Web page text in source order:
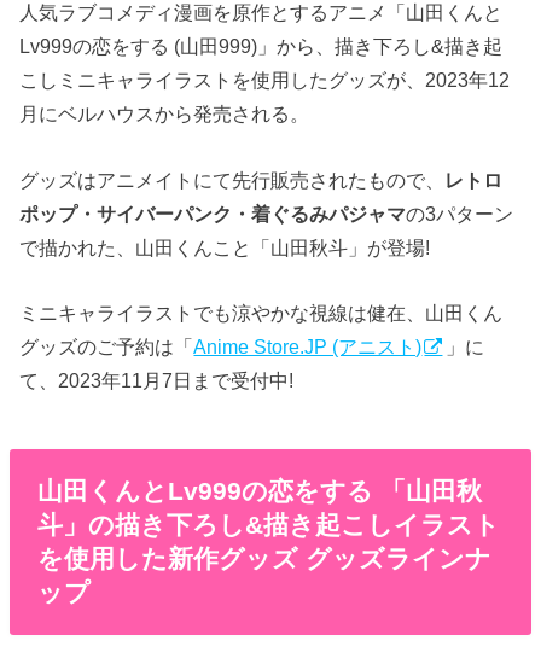
人気ラブコメディ漫画を原作とするアニメ「山田くんと
Lv999の恋をする (山田999)」から、描き下ろし&描き起
こしミニキャライラストを使用したグッズが、2023年12
月にベルハウスから発売される。
グッズはアニメイトにて先行販売されたもので、 レトロ
ポップ・サイバーパンク・着ぐるみパジャマの3パターン
で描かれた、山田くんこと「山田秋斗」が登場!
ミニキャライラストでも涼やかな視線は健在、山田くん
グッズのご予約は「Anime Store.JP (アニスト)
」に
て、2023年11月7日まで受付中!
山田くんとLv999の恋をする 「山田秋
斗」の描き下ろし&描き起こしイラスト
を使用した新作グッズ グッズラインナ
ップ